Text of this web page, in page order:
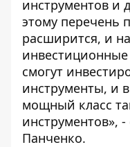
инструментов и
этому перечень
расширится, и
смогут
инструменты, и
мощный класс
инструментов», -
Панченко.